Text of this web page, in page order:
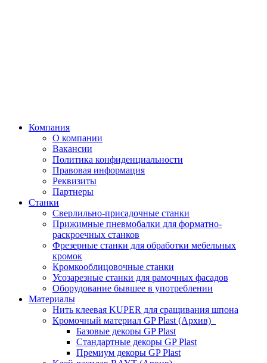
Компания
О компании
Вакансии
Политика конфиденциальности
Правовая информация
Реквизиты
Партнеры
Станки
Сверлильно-присадочные станки
Прижимные пневмобалки для форматно-
раскроечных станков
Фрезерные станки для обработки мебельных
кромок
Кромкооблицовочные станки
Усозарезные станки для рамочных фасадов
Оборудование бывшее в употреблении
Материалы
Нить клеевая KUPER для сращивания шпона
Кромочный материал GP Plast (Архив)
Базовые декоры GP Plast
Стандартные декоры GP Plast
Премиум декоры GP Plast